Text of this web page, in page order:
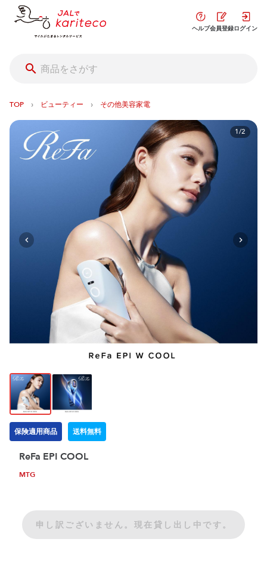
ヘルプ会員登録ログイン
TOP › ビューティー › その他美容家電
1/2
保険適用商品 送料無料
ReFa EPI COOL
MTG
申し訳ございません。現在貸し出し中です。